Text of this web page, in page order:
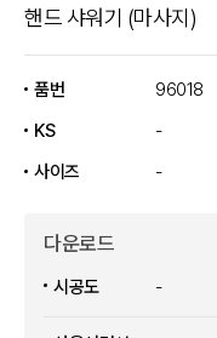
핸드 샤워기 (마사지)
품번
96018
KS
-
사이즈
-
다운로드
시공도 -